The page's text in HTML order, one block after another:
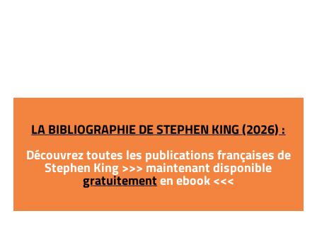
LA BIBLIOGRAPHIE DE STEPHEN KING (2026) :
Découvrez toutes les publications françaises de
Stephen King >>> maintenant disponible
gratuitementen ebook <<<